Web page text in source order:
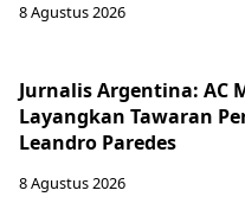
8 Agustus 2026
Jurnalis Argentina: AC
Layangkan Tawaran
Leandro Paredes
8 Agustus 2026